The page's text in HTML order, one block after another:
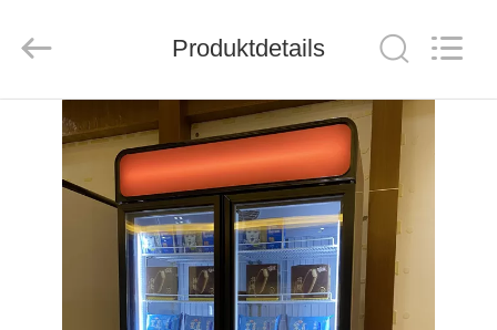
HAUS
PRODUKTE
Ltd..
Produktdetails